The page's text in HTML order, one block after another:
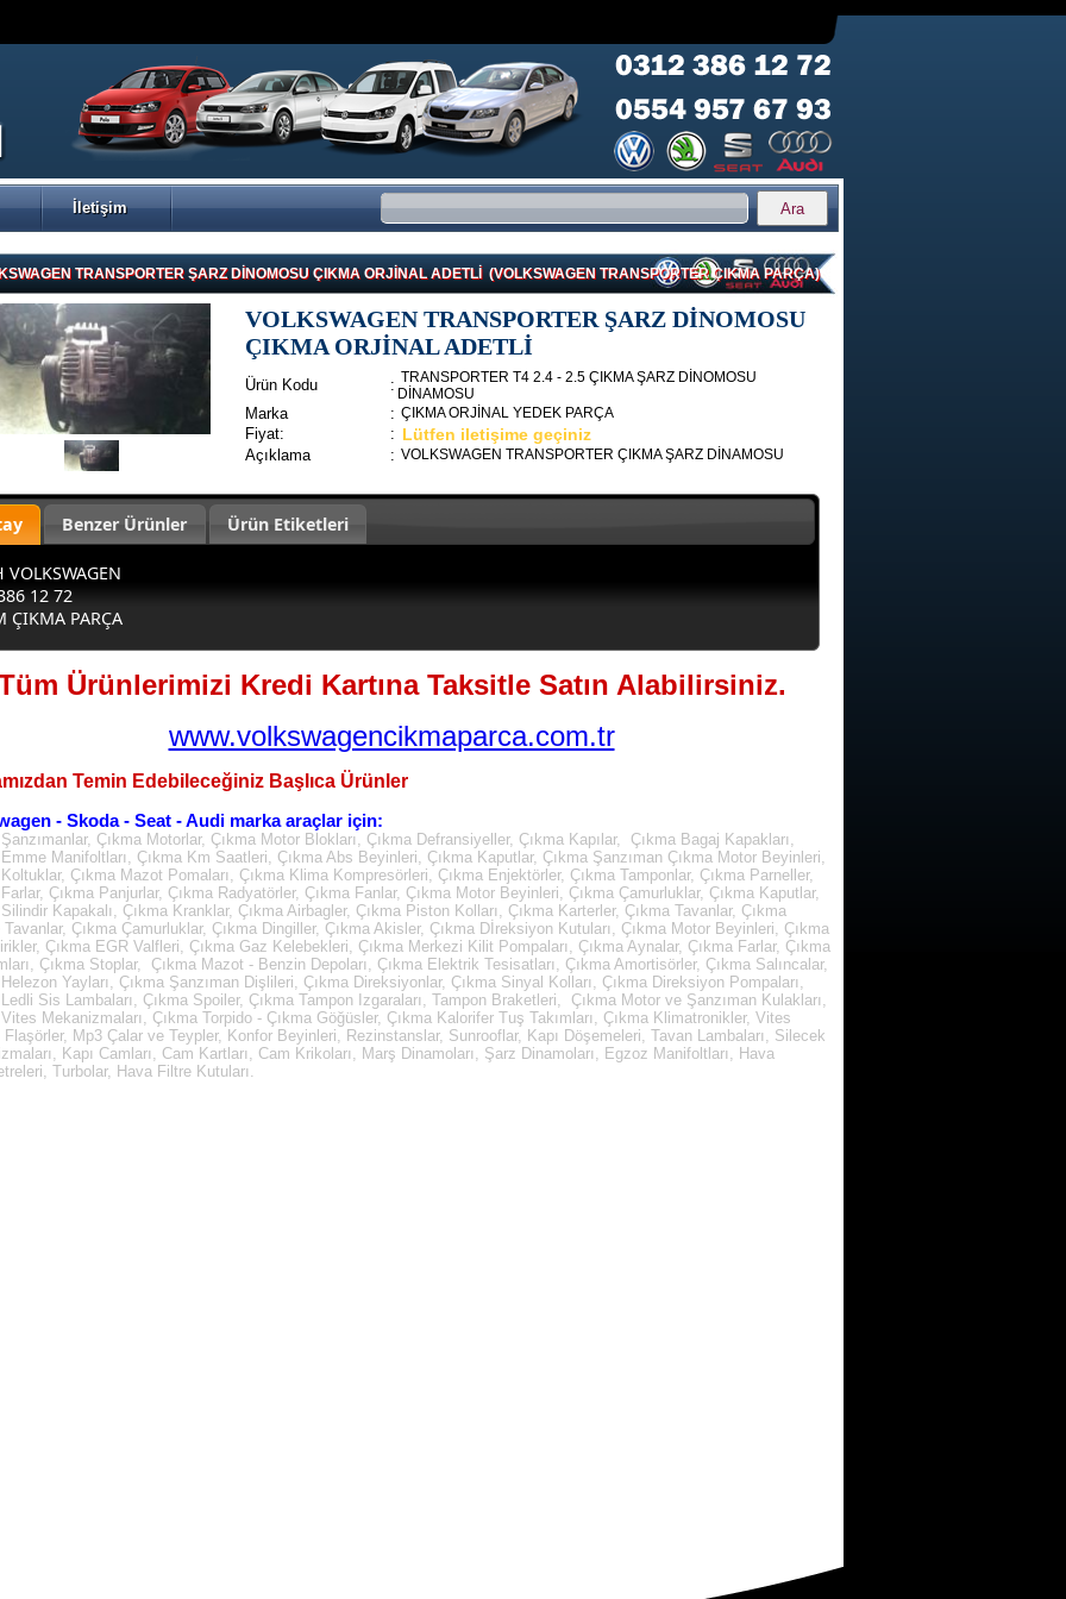
İletişim
TRANSPORTER ŞARZ DİNOMOSU ÇIKMA ORJİNAL ADETLİ (VOLKSWAGEN TRANSPORTER ÇIKMA PARÇA)
VOLKSWAGEN TRANSPORTER ŞARZ DİNOMOSU
ÇIKMA ORJİNAL ADETLİ
Ürün Kodu : TRANSPORTER T4 2.4 - 2.5 ÇIKMA ŞARZ DİNOMOSU
DİNAMOSU
Marka : ÇIKMA ORJİNAL YEDEK PARÇA
Fiyat: : Lütfen iletişime geçiniz
Açıklama : VOLKSWAGEN TRANSPORTER ÇIKMA ŞARZ DİNAMOSU
Benzer Ürünler Ürün Etiketleri
VOLKSWAGEN
12 72
ÇIKMA PARÇA
Ürünlerimizi Kredi Kartına Taksitle Satın Alabilirsiniz.
www.volkswagencikmaparca.com.tr
Temin Edebileceğiniz Başlıca Ürünler
- Skoda - Seat - Audi marka araçlar için:
Çıkma Motorlar, Çıkma Motor Blokları, Çıkma Defransiyeller, Çıkma Kapılar, Çıkma Bagaj Kapakları,
Emme Manifoltları, Çıkma Km Saatleri, Çıkma Abs Beyinleri, Çıkma Kaputlar, Çıkma Şanzıman Çıkma Motor Beyinleri,
Koltuklar, Çıkma Mazot Pomaları, Çıkma Klima Kompresörleri, Çıkma Enjektörler, Çıkma Tamponlar, Çıkma Parneller,
Farlar, Çıkma Panjurlar, Çıkma Radyatörler, Çıkma Fanlar, Çıkma Motor Beyinleri, Çıkma Çamurluklar, Çıkma Kaputlar,
Kapakalı, Çıkma Kranklar, Çıkma Airbagler, Çıkma Piston Kolları, Çıkma Karterler, Çıkma Tavanlar, Çıkma
Tavanlar, Çıkma Çamurluklar, Çıkma Dingiller, Çıkma Akisler, Çıkma Dİreksiyon Kutuları, Çıkma Motor Beyinleri, Çıkma
Çıkma EGR Valfleri, Çıkma Gaz Kelebekleri, Çıkma Merkezi Kilit Pompaları, Çıkma Aynalar, Çıkma Farlar, Çıkma
Çıkma Stoplar, Çıkma Mazot - Benzin Depoları, Çıkma Elektrik Tesisatları, Çıkma Amortisörler, Çıkma Salıncalar,
Helezon Yayları, Çıkma Şanzıman Dişlileri, Çıkma Direksiyonlar, Çıkma Sinyal Kolları, Çıkma Direksiyon Pompaları,
Ledli Sis Lambaları, Çıkma Spoiler, Çıkma Tampon Izgaraları, Tampon Braketleri, Çıkma Motor ve Şanzıman Kulakları,
Vites Mekanizmaları, Çıkma Torpido - Çıkma Göğüsler, Çıkma Kalorifer Tuş Takımları, Çıkma Klimatronikler, Vites
Flaşörler, Mp3 Çalar ve Teypler, Konfor Beyinleri, Rezinstanslar, Sunrooflar, Kapı Döşemeleri, Tavan Lambaları, Silecek
Kapı Camları, Cam Kartları, Cam Krikoları, Marş Dinamoları, Şarz Dinamoları, Egzoz Manifoltları, Hava
Turbolar, Hava Filtre Kutuları.